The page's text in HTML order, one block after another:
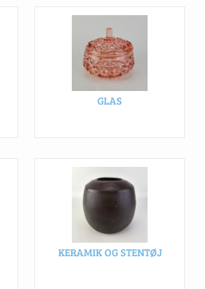
GLAS
KERAMIK OG STENTØJ